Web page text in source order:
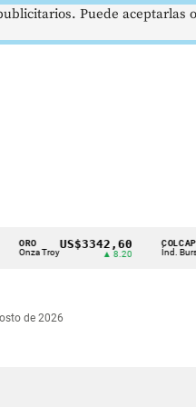
Troy
US$3342,60
▲ 8.20
COLCAP
Índ. Bursátil
de 2026
Puede aceptarlas